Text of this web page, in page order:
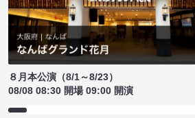
８月本公演（8/1～8/23）
08/08 08:30 開場 09:00 開演